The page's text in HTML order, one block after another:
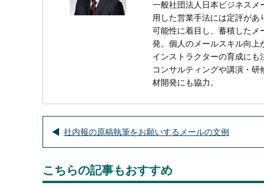
一般社団法人日本ビジネスメ
用した営業手法には定評が
可能性に着目し、蓄積したメ
発。個人のメールスキル向上
インストラクターの育成に
コンサルティングや講演・
材開発にも協力。
社内報の原稿執筆をお願いするメールの文例
こちらの記事もおすすめ